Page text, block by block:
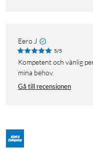
Eero J
5/5
Kompetent och vänlig personal. Produkt sortimentet passar
mina behov.
Gå till recensionen